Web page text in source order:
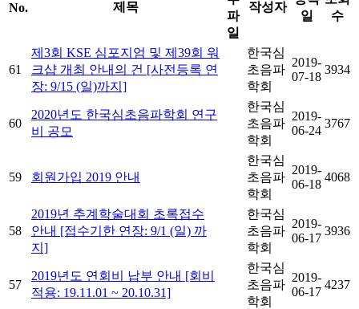
No. 제목
파
일
작성자
일
수
61
제3회 KSE 심포지엄 및 제39회 워
크샵 개최 안내의 건 [사전등록 연
장: 9/15 (일)까지]
한국심
초음파
학회
2019-
07-18
3934
60
2020년도 한국심초음파학회 연구
비 공모
한국심
초음파
학회
2019-
06-24
3767
59 회원가입 2019 안내
한국심
초음파
학회
2019-
06-18
4068
58
2019년 추계학술대회 초록접수
안내 [접수기한 연장: 9/1 (일) 까
지]
한국심
초음파
학회
2019-
06-17
3936
57
2019년도 연회비 납부 안내 [회비
적용: 19.11.01 ~ 20.10.31]
한국심
초음파
학회
2019-
06-17
4237